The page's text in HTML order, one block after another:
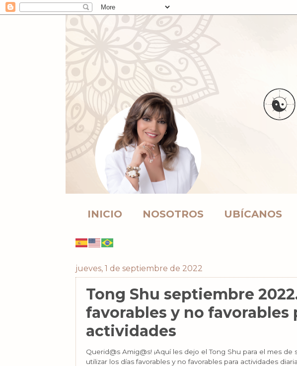
INICIO NOSOTROS UBÍCANOS
jueves, 1 de septiembre de 2022
Tong Shu septiembre
favorables y no favorables
actividades
Querid@s Amig@s! ¡Aquí les dejo el Tong Shu para el mes de
utilizar los días favorables y no favorables para actividades